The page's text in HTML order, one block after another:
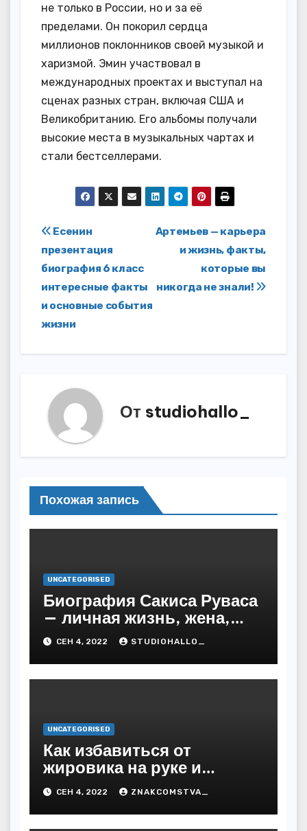
не только в России, но и за её
пределами. Он покорил сердца
миллионов поклонников своей музыкой и
харизмой. Эмин участвовал в
международных проектах и выступал на
сценах разных стран, включая США и
Великобританию. Его альбомы получали
высокие места в музыкальных чартах и
стали бестселлерами.
Навигация
по
записям
Артемьев — карьера
и жизнь, факты,
которые вы
никогда не знали!
Есенин
презентация
биография 6 класс
интересные факты
и основные события
жизни
От studiohallo_
Похожая запись
UNCATEGORISED
Биография Сакиса Руваса
— личная жизнь, жена,
дети. Главные моменты в
жизни и карьере
греческого певца
СЕН 4, 2022 STUDIOHALLO_
UNCATEGORISED
Как избавиться от
жировика на руке и
предупредить
последствия
СЕН 4, 2022 ZNAKCOMSTVA_